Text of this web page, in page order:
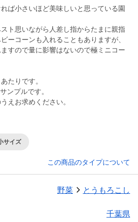
ば小さいほど美味しいと思っている園
ト思いながら人差し指からたまに親指
ーコーンも入れることもありますが、
すので量に影響はないので極ミニコー
たりです。
ンプルです。
えお求めください。
サイズ
この商品のタイプについて
野菜 とうもろこし
千葉県